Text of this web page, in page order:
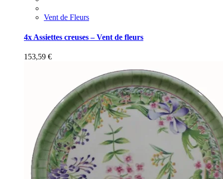
Vent de Fleurs
4x Assiettes creuses – Vent de fleurs
153,59 €